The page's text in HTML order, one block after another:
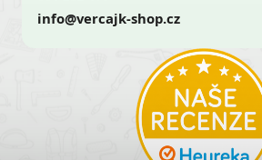
info@vercajk-shop.cz